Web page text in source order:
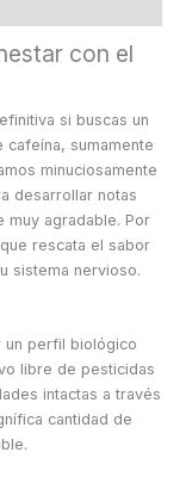
con el
si buscas un
sumamente
minuciosamente
desarrollar notas
muy agradable. Por
rescata el sabor
sistema nervioso.
un perfil biológico
libre de pesticidas
intactas a través
cantidad de